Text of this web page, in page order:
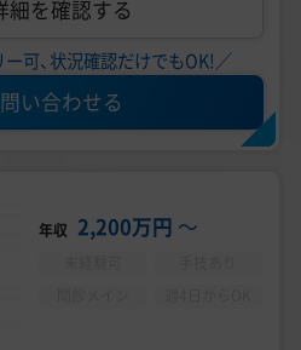
細を確認する
ー可、状況確認だけでもOK!／
い合わせる
年収 2,200万円 〜